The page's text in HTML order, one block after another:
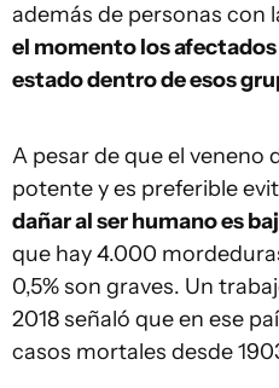
además de personas con
el momento los afectados
estado dentro de esos
A pesar de que el veneno
potente y es preferible
dañar al ser humano es
que hay 4.000
0,5% son graves. Un
2018 señaló que en ese
casos mortales desde